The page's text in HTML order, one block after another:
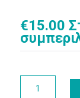
€15.00
Δάσους